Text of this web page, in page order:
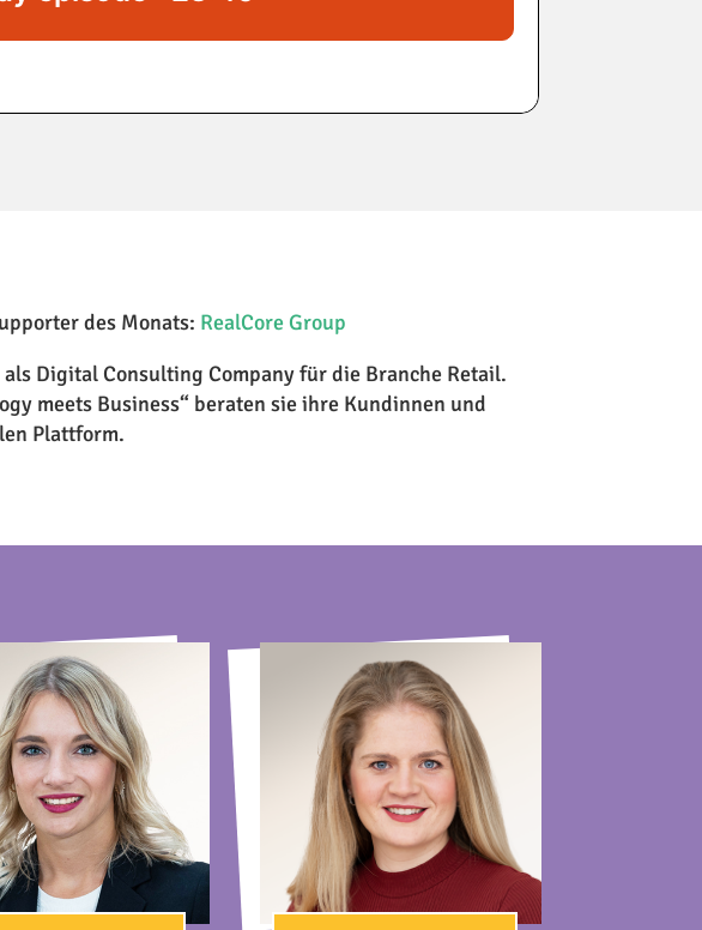
des Monats: RealCore Group
Digital Consulting Company für die Branche Retail.
meetsBusiness“ beraten sie ihre Kundinnen und
Plattform.